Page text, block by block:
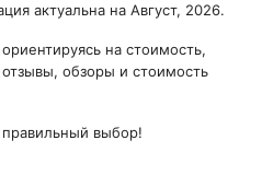
актуальна на Август, 2026.
на стоимость,
обзоры и стоимость
выбор!